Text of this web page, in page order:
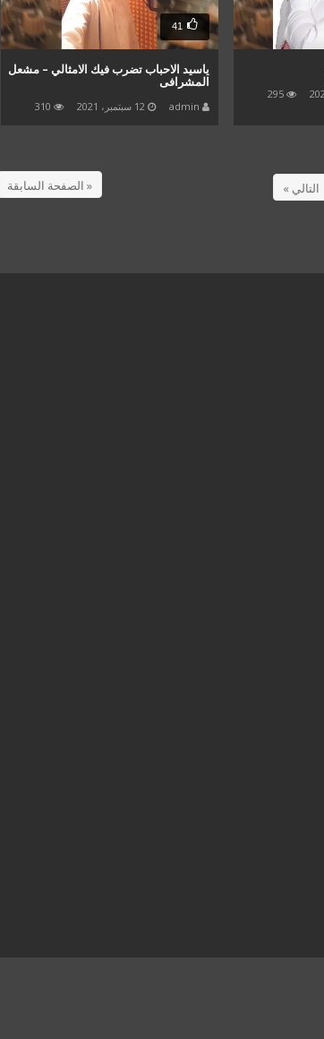
295
41
ياسيد الاحباب تضرب فيك الامثالي – مشعل
المشرافى
admin 12 سبتمبر، 2021 310
« الصفحة السابقة التالي »